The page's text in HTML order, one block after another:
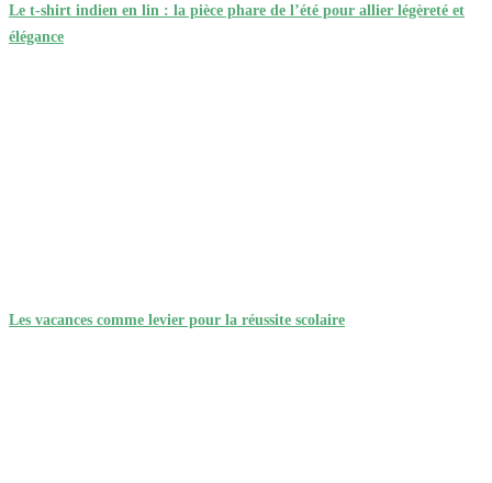
Le t-shirt indien en lin : la pièce phare de l’été pour allier légèreté et
élégance
Les vacances comme levier pour la réussite scolaire